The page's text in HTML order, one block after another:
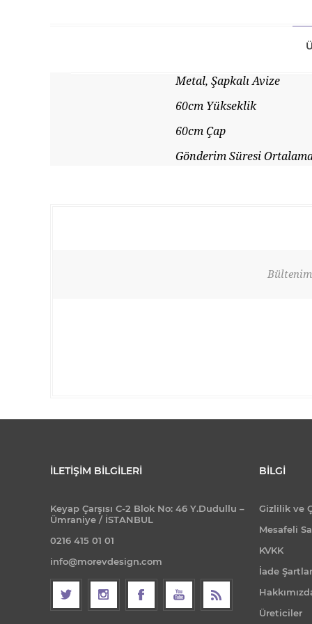
Metal, Şapkalı Avize
60cm Yükseklik
60cm Çap
Gönderim Süresi
İLETIŞIM BILGILERI
Keyap Çarşısı C-2 Blok No: 46 Y.Dudullu –
Ümraniye / İSTANBUL
0216 415 01 01
info@morevdesign.com
BILGI
Gizlilik ve
Mesafeli
KVKK
İade
Üreticiler